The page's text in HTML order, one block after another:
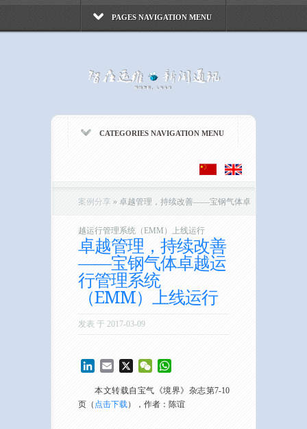
PAGES NAVIGATION MENU
CATEGORIES NAVIGATION MENU
案例分享 » 卓越管理，持续改善——宝钢气体卓
越运行管理系统（EMM）上线运行
卓越管理，持续改善
——宝钢气体卓越运
行管理系统
（EMM）上线运行
发表 于 2017-03-09
LinkedIn
Email X WeChat
本文转载自宝气《境界》杂志第7-10
页（ 点击下载），作者：陈谊